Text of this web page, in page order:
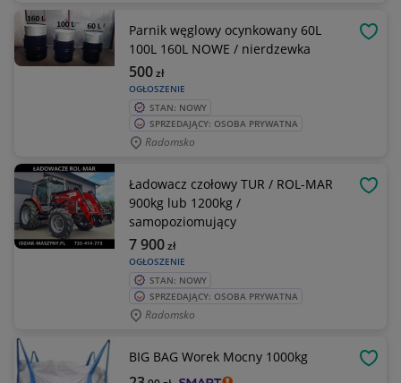
Parnik węglowy ocynkowany 60L
100L 160L NOWE / nierdzewka
OGŁOSZENIE
500zł
STAN: NOWY
SPRZEDAJĄCY: OSOBA PRYWATNA
Radomsko
Ładowacz czołowy TUR / ROL-MAR
900kg lub 1200kg /
samopoziomujący
OGŁOSZENIE
7 900zł
STAN: NOWY
SPRZEDAJĄCY: OSOBA PRYWATNA
Radomsko
BIG BAG Worek Mocny 1000kg